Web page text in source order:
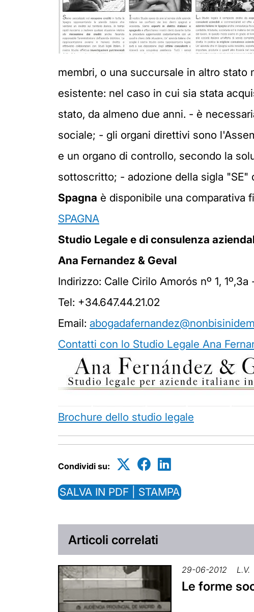
membri, o una succursale in altro stato
esistente: nel caso in cui sia stata
stato, da almeno due anni. - è
sociale; - gli organi direttivi sono
e un organo di controllo, secondo la
sottoscritto; - adozione della sigla "SE"
Spagna è disponibile una comparativa
SPAGNA
Studio Legale e di consulenza
Ana Fernandez & Geval
Indirizzo: Calle Cirilo Amorós nº 1,
Tel: +34.647.44.21.02
Email:
Contatti con lo Studio Legale Ana
Brochure dello studio legale
Condividi su:
SALVA IN PDF | STAMPA
Articoli correlati
29-06-2012 L.V.
Le forme